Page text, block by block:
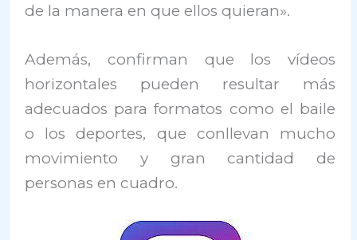
de la manera en que ellos quieran».
Además, confirman que los vídeos
horizontales pueden resultar más
adecuados para formatos como el baile
o los deportes, que conllevan mucho
movimiento y gran cantidad de
personas en cuadro.